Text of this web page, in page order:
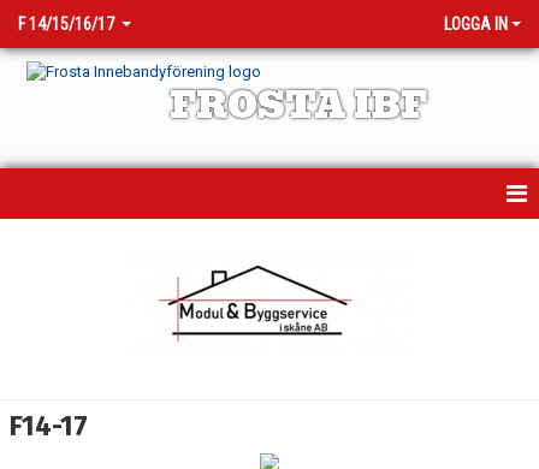
F 14/15/16/17 LOGGA IN
FROSTA IBF
F14-17